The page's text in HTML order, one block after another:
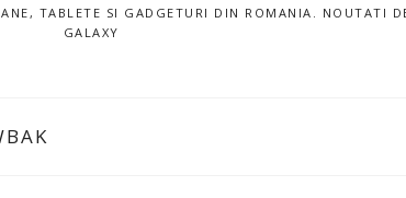
TABLETE SI GADGETURI DIN ROMANIA. NOUTATI
GALAXY